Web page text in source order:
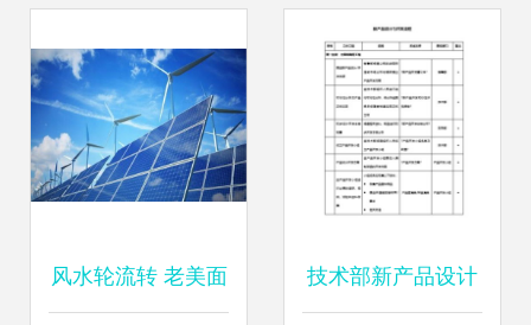
径与战略前望
风水轮流转 老美面 技术部新产品设计